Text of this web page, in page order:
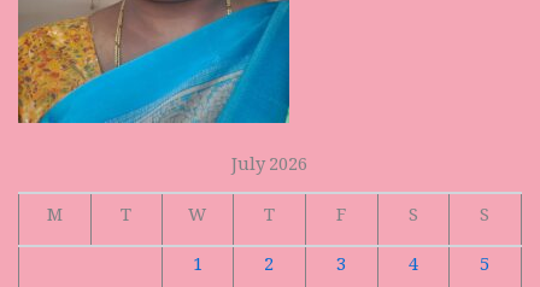
July 2026
M
T W T F S
S
1
2 3 4
5